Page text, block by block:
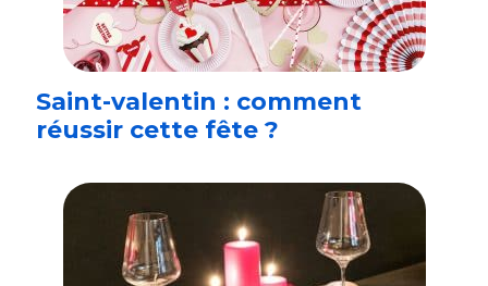
Saint-valentin : comment
réussir cette fête ?